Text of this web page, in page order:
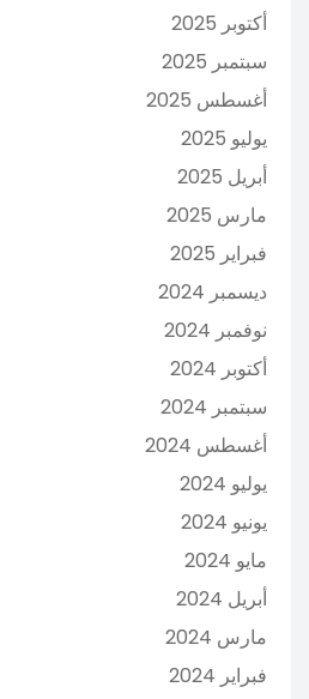
أكتوبر 2025
سبتمبر 2025
أغسطس 2025
يوليو 2025
أبريل 2025
مارس 2025
فبراير 2025
ديسمبر 2024
نوفمبر 2024
أكتوبر 2024
سبتمبر 2024
أغسطس 2024
يوليو 2024
يونيو 2024
مايو 2024
أبريل 2024
مارس 2024
فبراير 2024